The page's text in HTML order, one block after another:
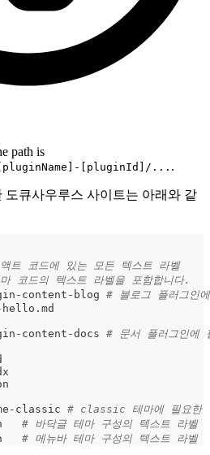
path is
[pluginId]/... .
도큐사우루스 사이트는 아래와 같
트 코드에 있는 모든 텍스트 라벨
코드의 텍스트 라벨을 포함합니다.
content-blog
# 블로그 플러그인
content-docs
# 문서 플러그인에
classic
# classic 테마에 필요한
# 바닥글 테마 구성의 텍스트 라벨
# 메뉴바 테마 구성의 텍스트 라벨